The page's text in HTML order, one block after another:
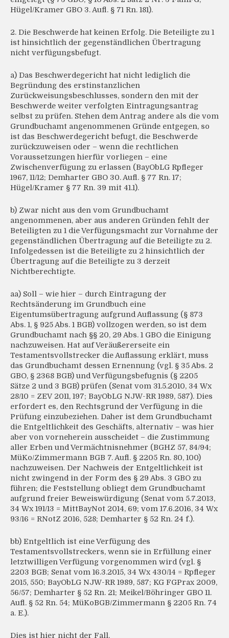
Hügel/Kramer GBO 3. Aufl. § 71 Rn. 181).
2. Die Beschwerde hat keinen Erfolg. Die Beteiligte zu 1
ist hinsichtlich der gegenständlichen Übertragung
nicht verfügungsbefugt.
a) Das Beschwerdegericht hat nicht lediglich die
Begründung des erstinstanzlichen
Zurückweisungsbeschlusses, sondern den mit der
Beschwerde weiter verfolgten Eintragungsantrag
selbst zu prüfen. Stehen dem Antrag andere als die vom
Grundbuchamt angenommenen Gründe entgegen, so
ist das Beschwerdegericht befugt, die Beschwerde
zurückzuweisen oder – wenn die rechtlichen
Voraussetzungen hierfür vorliegen – eine
Zwischenverfügung zu erlassen (BayObLG Rpfleger
1967, 11/12; Demharter GBO 30. Aufl. § 77 Rn. 17;
Hügel/Kramer § 77 Rn. 39 mit 41.1).
b) Zwar nicht aus den vom Grundbuchamt
angenommenen, aber aus anderen Gründen fehlt der
Beteiligten zu 1 die Verfügungsmacht zur Vornahme der
gegenständlichen Übertragung auf die Beteiligte zu 2.
Infolgedessen ist die Beteiligte zu 2 hinsichtlich der
Übertragung auf die Beteiligte zu 3 derzeit
Nichtberechtigte.
aa) Soll – wie hier – durch Eintragung der
Rechtsänderung im Grundbuch eine
Eigentumsübertragung aufgrund Auflassung (§ 873
Abs. 1, § 925 Abs. 1 BGB) vollzogen werden, so ist dem
Grundbuchamt nach §§ 20, 29 Abs. 1 GBO die Einigung
nachzuweisen. Hat auf Veräußererseite ein
Testamentsvollstrecker die Auflassung erklärt, muss
das Grundbuchamt dessen Ernennung (vgl. § 35 Abs. 2
GBO, § 2368 BGB) und Verfügungsbefugnis (§ 2205
Sätze 2 und 3 BGB) prüfen (Senat vom 31.5.2010, 34 Wx
28/10 = ZEV 2011, 197; BayObLG NJW-RR 1989, 587). Dies
erfordert es, den Rechtsgrund der Verfügung in die
Prüfung einzubeziehen. Daher ist dem Grundbuchamt
die Entgeltlichkeit des Geschäfts, alternativ – was hier
aber von vorneherein ausscheidet – die Zustimmung
aller Erben und Vermächtnisnehmer (BGHZ 57, 84/94;
MüKo/Zimmermann BGB 7. Aufl. § 2205 Rn. 80, 100)
nachzuweisen. Der Nachweis der Entgeltlichkeit ist
nicht zwingend in der Form des § 29 Abs. 3 GBO zu
führen; die Feststellung obliegt dem Grundbuchamt
aufgrund freier Beweiswürdigung (Senat vom 5.7.2013,
34 Wx 191/13 = MittBayNot 2014, 69; vom 17.6.2016, 34 Wx
93/16 = RNotZ 2016, 528; Demharter § 52 Rn. 24 f.).
bb) Entgeltlich ist eine Verfügung des
Testamentsvollstreckers, wenn sie in Erfüllung einer
letztwilligen Verfügung vorgenommen wird (vgl. §
2203 BGB; Senat vom 16.3.2015, 34 Wx 430/14 = Rpfleger
2015, 550; BayObLG NJW-RR 1989, 587; KG FGPrax 2009,
56/57; Demharter § 52 Rn. 21; Meikel/Böhringer GBO 11.
Aufl. § 52 Rn. 54; MüKoBGB/Zimmermann § 2205 Rn. 74
a. E.).
Dies ist hier nicht der Fall.